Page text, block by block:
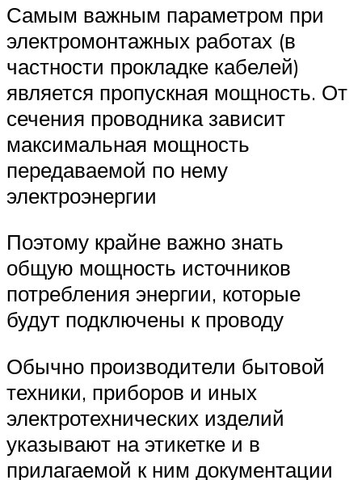
Самым важным параметром при
электромонтажных работах (в
частности прокладке кабелей)
является пропускная мощность. От
сечения проводника зависит
максимальная мощность
передаваемой по нему
электроэнергии
Поэтому крайне важно знать
общую мощность источников
потребления энергии, которые
будут подключены к проводу
Обычно производители бытовой
техники, приборов и иных
электротехнических изделий
указывают на этикетке и в
прилагаемой к ним документации